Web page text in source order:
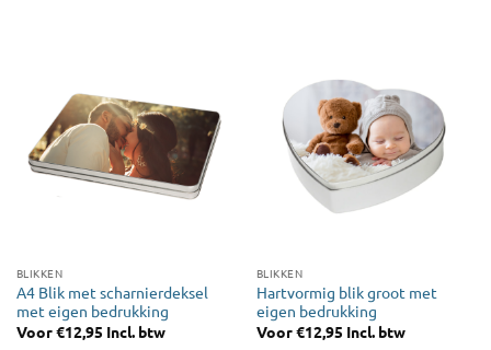
BLIKKEN
A4 Blik met scharnierdeksel
met eigen bedrukking
Voor€12,95 Incl. btw
BLIKKEN
Hartvormig blik groot met
eigen bedrukking
Voor€12,95 Incl. btw